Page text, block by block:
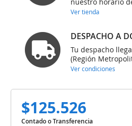
Ver tienda
DESPACHO A
Tu despacho
(Región
Ver condiciones
$125.526
Contado o Transferencia